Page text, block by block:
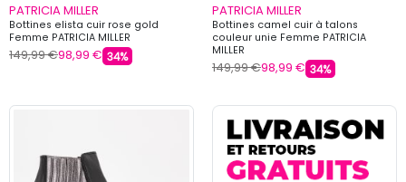
PATRICIA MILLER
Bottines elista cuir rose gold
Femme PATRICIA MILLER
149,99 €98,99 € 34%
PATRICIA MILLER
Bottines camel cuir à talons
couleur unie Femme PATRICIA
MILLER
149,99 €98,99 € 34%